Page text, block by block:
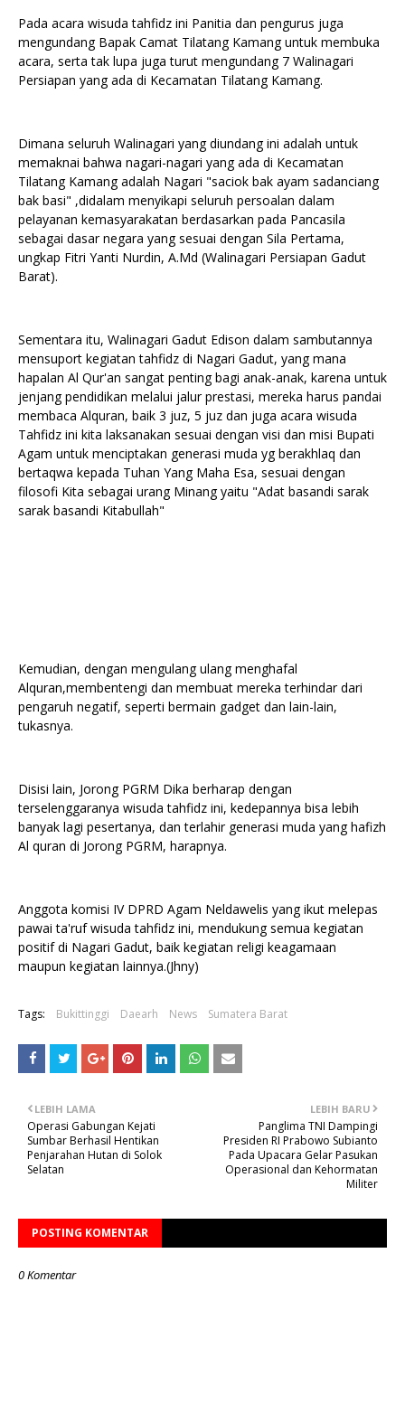
Pada acara wisuda tahfidz ini Panitia dan pengurus juga
mengundang Bapak Camat Tilatang Kamang untuk membuka
acara, serta tak lupa juga turut mengundang 7 Walinagari
Persiapan yang ada di Kecamatan Tilatang Kamang.
Dimana seluruh Walinagari yang diundang ini adalah untuk
memaknai bahwa nagari-nagari yang ada di Kecamatan
Tilatang Kamang adalah Nagari "saciok bak ayam sadanciang
bak basi" ,didalam menyikapi seluruh persoalan dalam
pelayanan kemasyarakatan berdasarkan pada Pancasila
sebagai dasar negara yang sesuai dengan Sila Pertama,
ungkap Fitri Yanti Nurdin, A.Md (Walinagari Persiapan Gadut
Barat).
Sementara itu, Walinagari Gadut Edison dalam sambutannya
mensuport kegiatan tahfidz di Nagari Gadut, yang mana
hapalan Al Qur'an sangat penting bagi anak-anak, karena untuk
jenjang pendidikan melalui jalur prestasi, mereka harus pandai
membaca Alquran, baik 3 juz, 5 juz dan juga acara wisuda
Tahfidz ini kita laksanakan sesuai dengan visi dan misi Bupati
Agam untuk menciptakan generasi muda yg berakhlaq dan
bertaqwa kepada Tuhan Yang Maha Esa, sesuai dengan
filosofi Kita sebagai urang Minang yaitu "Adat basandi sarak
sarak basandi Kitabullah"
Kemudian, dengan mengulang ulang menghafal
Alquran,membentengi dan membuat mereka terhindar dari
pengaruh negatif, seperti bermain gadget dan lain-lain,
tukasnya.
Disisi lain, Jorong PGRM Dika berharap dengan
terselenggaranya wisuda tahfidz ini, kedepannya bisa lebih
banyak lagi pesertanya, dan terlahir generasi muda yang hafizh
Al quran di Jorong PGRM, harapnya.
Anggota komisi IV DPRD Agam Neldawelis yang ikut melepas
pawai ta'ruf wisuda tahfidz ini, mendukung semua kegiatan
positif di Nagari Gadut, baik kegiatan religi keagamaan
maupun kegiatan lainnya.(Jhny)
Tags: Bukittinggi Daearh News Sumatera Barat
LEBIH BARU
Panglima TNI Dampingi
Presiden RI Prabowo Subianto
Pada Upacara Gelar Pasukan
Operasional dan Kehormatan
Militer
LEBIH LAMA
Operasi Gabungan Kejati
Sumbar Berhasil Hentikan
Penjarahan Hutan di Solok
Selatan
POSTING KOMENTAR
0 Komentar